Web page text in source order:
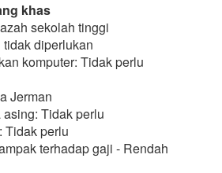
khas
sekolah tinggi
diperlukan
komputer: Tidak perlu
Jerman
Tidak perlu
Tidak perlu
terhadap gaji - Rendah